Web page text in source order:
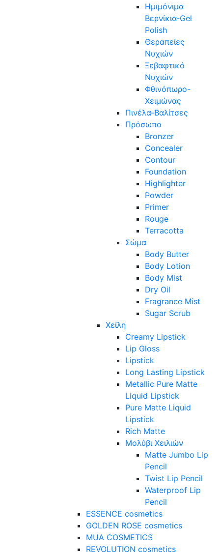
Ημιμόνιμα
Βερνίκια-Gel
Polish
Θεραπείες
Νυχιών
Ξεβαφτικό
Νυχιών
Φθινόπωρο-
Χειμώνας
Πινέλα-Βαλίτσες
Πρόσωπο
Bronzer
Concealer
Contour
Foundation
Highlighter
Powder
Primer
Rouge
Terracotta
Σώμα
Body Butter
Body Lotion
Body Mist
Dry Oil
Fragrance Mist
Sugar Scrub
Χείλη
Creamy Lipstick
Lip Gloss
Lipstick
Long Lasting Lipstick
Metallic Pure Matte
Liquid Lipstick
Pure Matte Liquid
Lipstick
Rich Matte
Μολύβι Χειλιών
Matte Jumbo Lip
Pencil
Twist Lip Pencil
Waterproof Lip
Pencil
ESSENCE cosmetics
GOLDEN ROSE cosmetics
MUA COSMETICS
REVOLUTION cosmetics